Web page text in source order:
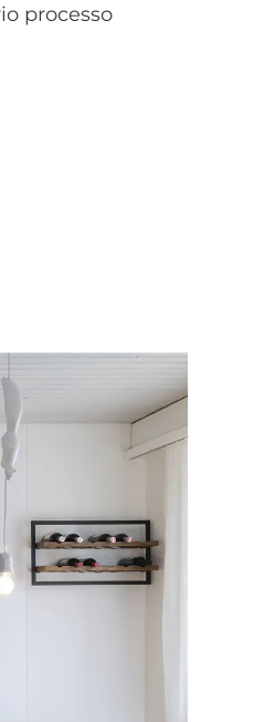
processo